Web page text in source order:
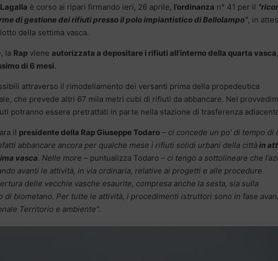
è corso ai ripari firmando ieri, 26 aprile, l’ordinanza n° 41 per il
di gestione dei rifiuti presso il polo impiantistico di Bellolampo”, in
della settima vasca.
la Rap viene autorizzata a depositare i rifiuti all’interno della quarta vasca
di 6 mesi.
attraverso il rimodellamento dei versanti prima della propedeutica
che prevede altri 67 mila metri cubi di rifiuti da abbancare. Nel
potranno essere pretrattati in parte nella stazione di trasferenza
il presidente della Rap Giuseppe Todaro – ci concede un po’ di tempo di
abbancare ancora per qualche mese i rifiuti solidi urbani della cittàin
vasca. Nelle more – puntualizza Todaro – ci tengo a sottolineare che
avanti le attività, in via ordinaria, relative ai progetti e alle procedure
delle vecchie vasche esaurite, compresa anche la sesta, sia sulla
di biometano. Per tutte le attività, i procedimenti istruttori sono in fase
Territorio e ambiente”.